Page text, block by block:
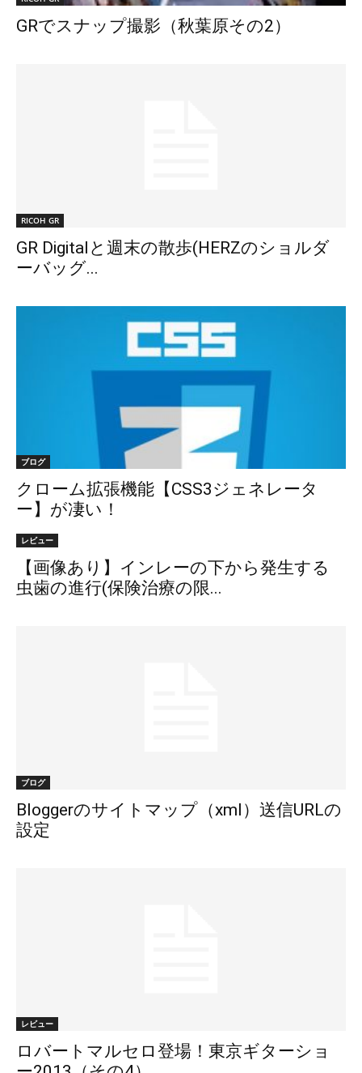
GRでスナップ撮影（秋葉原その2）
RICOH GR
GR Digitalと週末の散歩(HERZのショルダ
ーバッグ...
ブログ
クローム拡張機能【CSS3ジェネレータ
ー】が凄い！
レビュー
【画像あり】インレーの下から発生する
虫歯の進行(保険治療の限...
ブログ
Bloggerのサイトマップ（xml）送信URLの
設定
レビュー
ロバートマルセロ登場！東京ギターショ